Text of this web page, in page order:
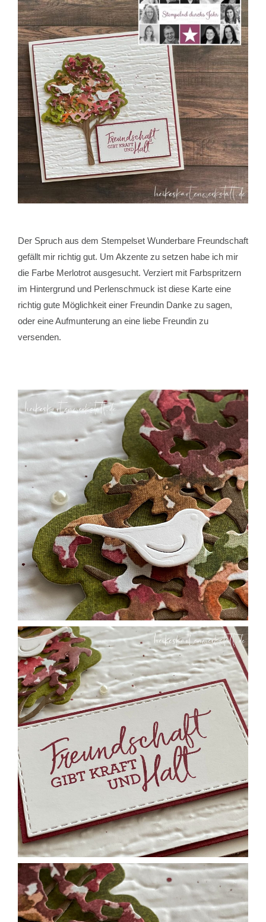
Der Spruch aus dem Stempelset Wunderbare Freundschaft
gefällt mir richtig gut. Um Akzente zu setzen habe ich mir
die Farbe Merlotrot ausgesucht. Verziert mit Farbspritzern
im Hintergrund und Perlenschmuck ist diese Karte eine
richtig gute Möglichkeit einer Freundin Danke zu sagen,
oder eine Aufmunterung an eine liebe Freundin zu
versenden.